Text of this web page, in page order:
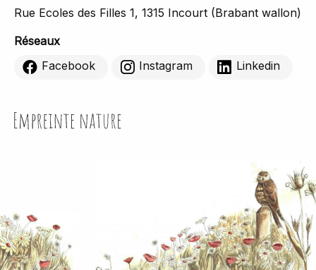
Rue Ecoles des Filles 1, 1315 Incourt (Brabant wallon)
Réseaux
Facebook
Instagram Linkedin
Empreinte Nature